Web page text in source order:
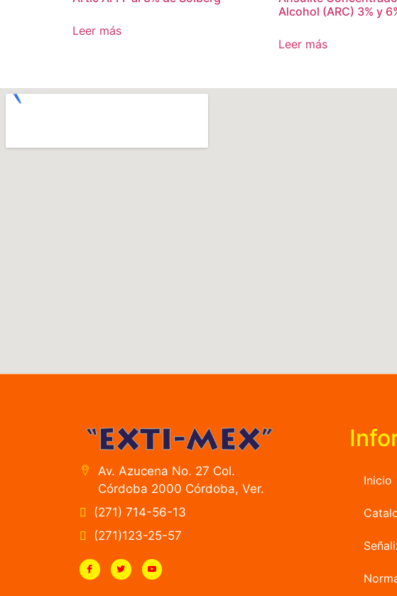
Leer más
Alcohol (ARC) 3% y
Leer más
Av. Azucena No. 27 Col.
Córdoba 2000 Córdoba, Ver.
(271) 714-56-13
(271)123-25-57
Inicio